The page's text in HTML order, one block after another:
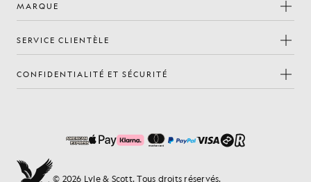
MARQUE
SERVICE CLIENTÈLE
CONFIDENTIALITÉ ET SÉCURITÉ
© 2026 Lyle & Scott. Tous droits réservés.